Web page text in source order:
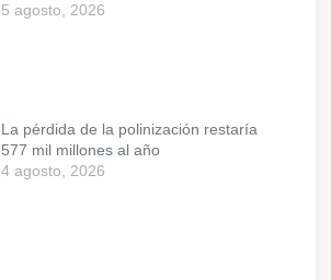
5 agosto, 2026
La pérdida de la polinización restaría
577 mil millones al año
4 agosto, 2026